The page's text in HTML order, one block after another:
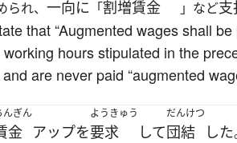
れ、 一向に 「割増賃金 」など支
that “Augmented wages shall
hours stipulated in the
are never paid “augmented
んぎん
金 アップを
ようきゅう
要求 して
だんけつ
団結 した